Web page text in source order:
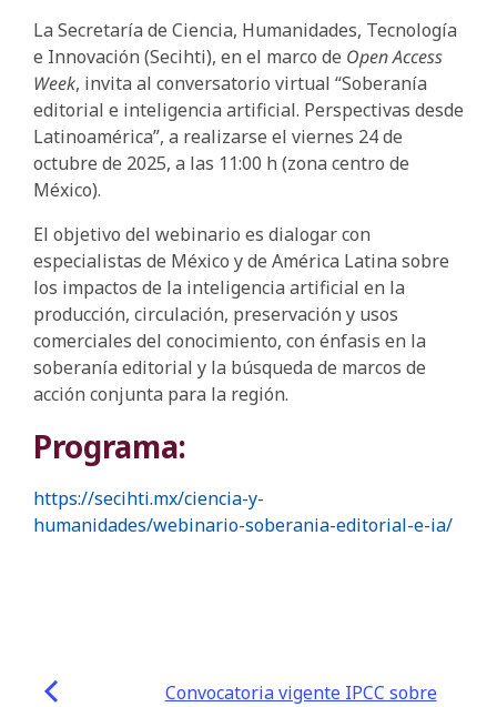
La Secretaría de Ciencia, Humanidades, Tecnología
e Innovación (Secihti), en el marco de Open Access
Week, invita al conversatorio virtual “Soberanía
editorial e inteligencia artificial. Perspectivas desde
Latinoamérica”, a realizarse el viernes 24 de
octubre de 2025, a las 11:00 h (zona centro de
México).
El objetivo del webinario es dialogar con
especialistas de México y de América Latina sobre
los impactos de la inteligencia artificial en la
producción, circulación, preservación y usos
comerciales del conocimiento, con énfasis en la
soberanía editorial y la búsqueda de marcos de
acción conjunta para la región.
Programa:
https://secihti.mx/ciencia-y-
humanidades/webinario-soberania-editorial-e-ia/
Convocatoria vigente IPCC sobre